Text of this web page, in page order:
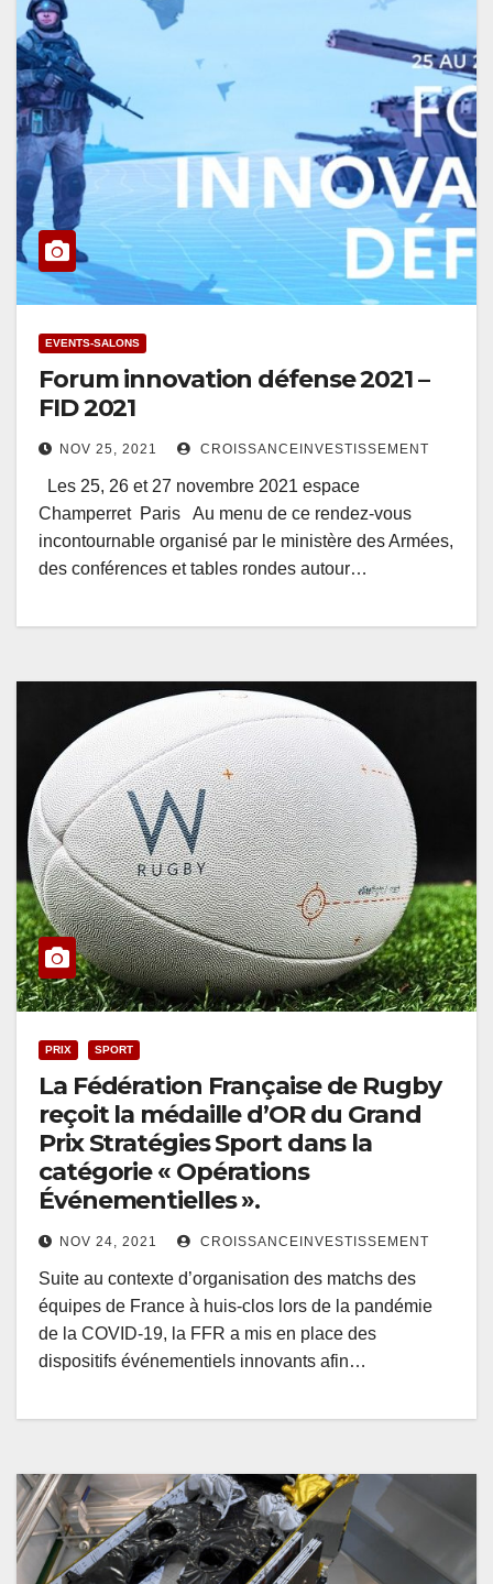
EVENTS-SALONS
Forum innovation défense 2021 –
FID 2021
NOV 25, 2021 CROISSANCEINVESTISSEMENT
Les 25, 26 et 27 novembre 2021 espace
Champerret Paris Au menu de ce rendez-vous
incontournable organisé par le ministère des Armées,
des conférences et tables rondes autour…
PRIX SPORT
La Fédération Française de Rugby
reçoit la médaille d’OR du Grand
Prix Stratégies Sport dans la
catégorie « Opérations
Événementielles ».
NOV 24, 2021 CROISSANCEINVESTISSEMENT
Suite au contexte d’organisation des matchs des
équipes de France à huis-clos lors de la pandémie
de la COVID-19, la FFR a mis en place des
dispositifs événementiels innovants afin…